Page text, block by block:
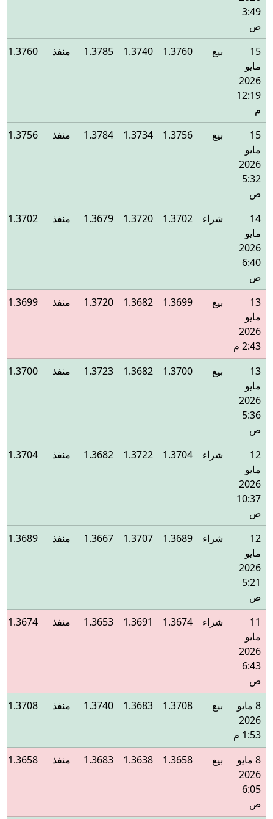
3:49
ص
15
مايو
2026
12:19
م
بيع 1.3760
1.3740
1.3785 منفذ 1.3760
15
مايو
2026
5:32
ص
بيع 1.3756
1.3734
1.3784 منفذ 1.3756
14
مايو
2026
6:40
ص
شراء 1.3702
1.3720
1.3679 منفذ 1.3702
13
مايو
2026
2:43 م
بيع 1.3699
1.3682
1.3720 منفذ 1.3699
13
مايو
2026
5:36
ص
بيع 1.3700
1.3682
1.3723 منفذ 1.3700
12
مايو
2026
10:37
ص
شراء 1.3704
1.3722
1.3682 منفذ 1.3704
12
مايو
2026
5:21
ص
شراء 1.3689
1.3707
1.3667 منفذ 1.3689
11
مايو
2026
6:43
ص
شراء 1.3674
1.3691
1.3653 منفذ 1.3674
8 مايو
2026
1:53 م
بيع 1.3708
1.3683
1.3740 منفذ 1.3708
8 مايو
2026
6:05
ص
بيع 1.3658
1.3638
1.3683 منفذ 1.3658